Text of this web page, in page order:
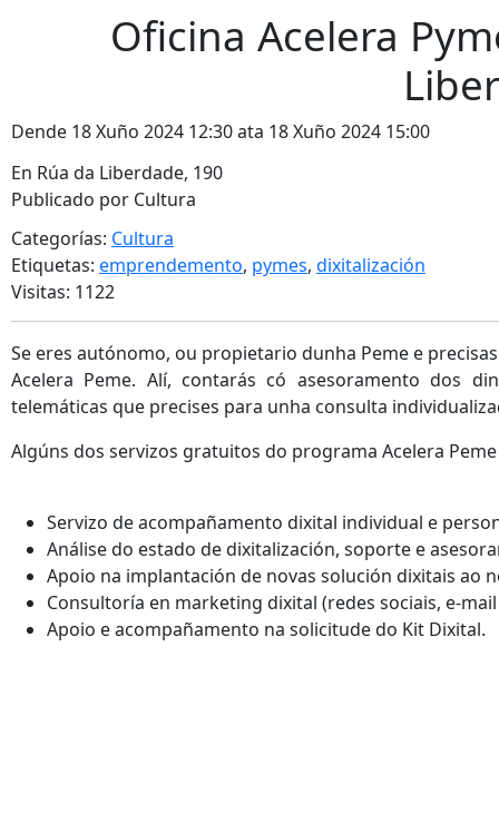
Oficina Acelera
Dende 18 Xuño 2024 12:30 ata 18 Xuño 2024 15:00
En Rúa da Liberdade, 190
Publicado por Cultura
Categorías: Cultura
Etiquetas: emprendemento, pymes, dixitalización
Visitas: 1122
Se eres autónomo, ou propietario dunha Peme e
Acelera Peme. Alí, contarás có asesoramento dos
telemáticas que precises para unha consulta
Algúns dos servizos gratuitos do programa Acelera
Servizo de acompañamento dixital individual e
Análise do estado de dixitalización, soporte e
Apoio na implantación de novas solución dixitais ao
Consultoría en marketing dixital (redes sociais, e-
Apoio e acompañamento na solicitude do Kit Dixital.